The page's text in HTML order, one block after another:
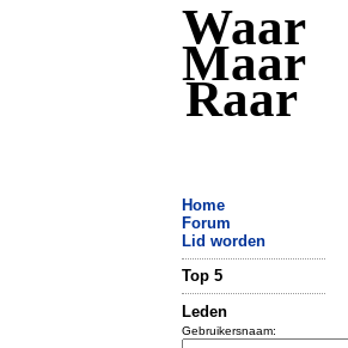
Waar
Maar
Raar
Home
Forum
Lid worden
Top 5
Leden
Gebruikersnaam: